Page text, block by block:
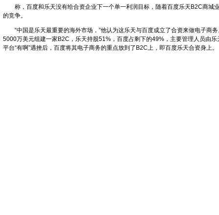
称，百度和乐天没有给合资企业下一个单一利润目标，随着百度乐天B2C商城
的竞争。
“中国是乐天最重要的海外市场，”他认为这乐天与百度成立了合资来做电子商
5000万美元组建一家B2C，乐天持股51%，百度占剩下的49%，主要管理人员由
平台“有啊”遇挫后，百度将其电子商务的重点放到了B2C上，即百度乐天合资身上。